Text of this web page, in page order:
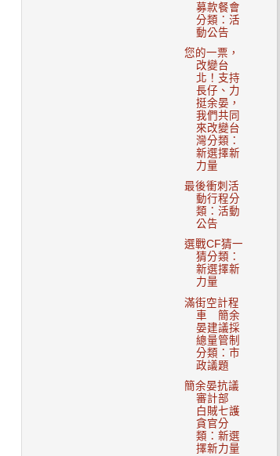
募款餐會
分類：活
動公告
您的一票，
改變台
北！支持
長仔、力
挺余晏，
我們共同
來改變台
灣分類：
新選擇新
力量
最後衝刺活
動行程分
類：活動
公告
選戰CF猜一
猜分類：
新選擇新
力量
滿街空計程
車 簡余
晏建議採
總量管制
分類：市
政議題
簡余晏抗議
審計部
白賊七護
貪官分
類：新選
擇新力量